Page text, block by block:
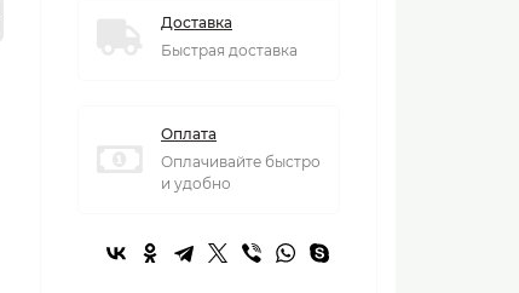
Доставка
Быстрая доставка
Оплата
Оплачивайте быстро
и удобно